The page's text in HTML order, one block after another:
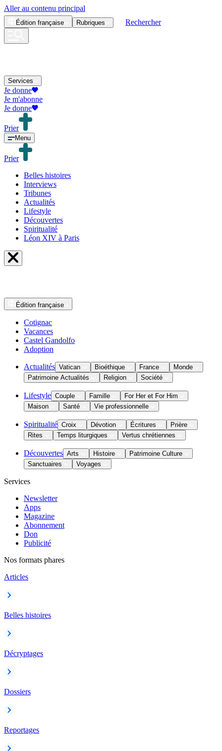
Aller au contenu principal
Édition française Rubriques Rechercher
Services
Je donne
Je m'abonne
Je donne
Prier
Menu
Prier
Belles histoires
Interviews
Tribunes
Actualités
Lifestyle
Découvertes
Spiritualité
Léon XIV à Paris
Édition française
Cotignac
Vacances
Castel Gandolfo
Adoption
Actualités Vatican Bioéthique France
Monde
Patrimoine Actualités
Religion Société
Lifestyle Couple Famille
For Her et For Him
Maison
Santé Vie professionnelle
Spiritualité Croix Dévotion Écritures
Prière
Rites
Temps liturgiques Vertus chrétiennes
Découvertes Arts Histoire
Patrimoine Culture
Sanctuaires
Voyages
Services
Newsletter
Apps
Magazine
Abonnement
Don
Publicité
Nos formats phares
Articles
Belles histoires
Décryptages
Dossiers
Reportages